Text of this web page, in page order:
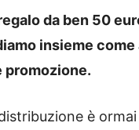
da ben 50
insieme
promozione.
è